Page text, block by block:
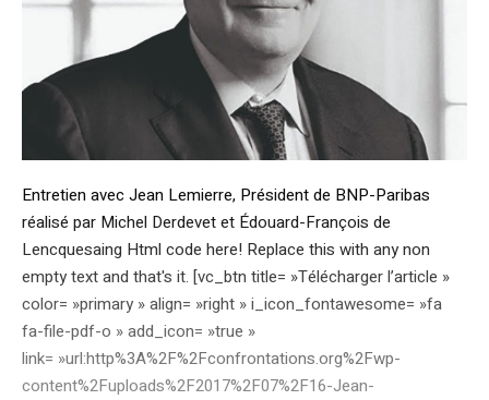
Entretien avec Jean Lemierre, Président de BNP-Paribas
réalisé par Michel Derdevet et Édouard-François de
Lencquesaing Html code here! Replace this with any non
empty text and that's it. [vc_btn title= »Télécharger l’article »
color= »primary » align= »right » i_icon_fontawesome= »fa
fa-file-pdf-o » add_icon= »true »
link= »url:http%3A%2F%2Fconfrontations.org%2Fwp-
content%2Fuploads%2F2017%2F07%2F16-Jean-